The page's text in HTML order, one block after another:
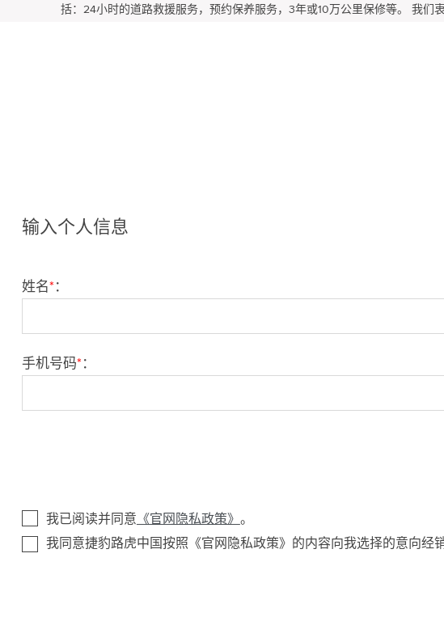
括：24小时的道路救援服务，预约保养服务，3年或10万公里保修等。 我们
输入个人信息
姓名* ：
手机号码* ：
我已阅读并同意 《官网隐私政策》 。
我同意捷豹路虎中国按照《官网隐私政策》的内容向我选择的意向经